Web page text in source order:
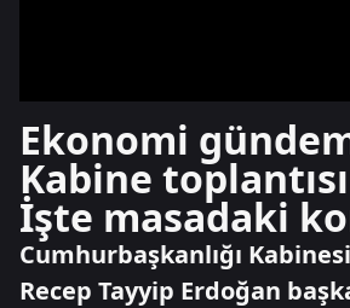
Ekonomi
Kabine
İşte masadaki
Cumhurbaşkanlığı
Recep Tayyip Erdoğan